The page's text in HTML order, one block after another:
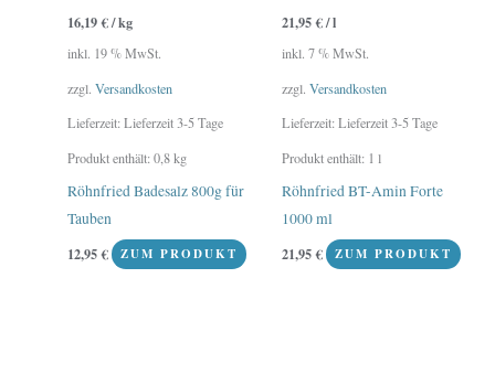
16,19€/kg
inkl. 19 % MwSt.
zzgl.Versandkosten
Lieferzeit:Lieferzeit 3-5 Tage
Produkt enthält: 0,8kg
Röhnfried Badesalz 800g für
Tauben
12,95€ ZUM PRODUKT
21,95€/l
inkl. 7 % MwSt.
zzgl. Versandkosten
Lieferzeit:Lieferzeit 3-5 Tage
Produkt enthält: 1 l
Röhnfried BT-Amin Forte
1000 ml
21,95€ ZUM PRODUKT